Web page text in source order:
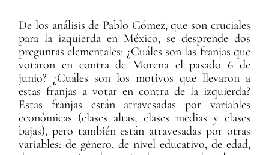
De los análisis de Pablo Gómez, que son cruciales
para la izquierda en México, se desprende dos
preguntas elementales: ¿Cuáles son las franjas que
votaron en contra de Morena el pasado 6 de
junio? ¿Cuáles son los motivos que llevaron a
estas franjas a votar en contra de la izquierda?
Estas franjas están atravesadas por variables
económicas (clases altas, clases medias y clases
bajas), pero también están atravesadas por otras
variables: de género, de nivel educativo, de edad,